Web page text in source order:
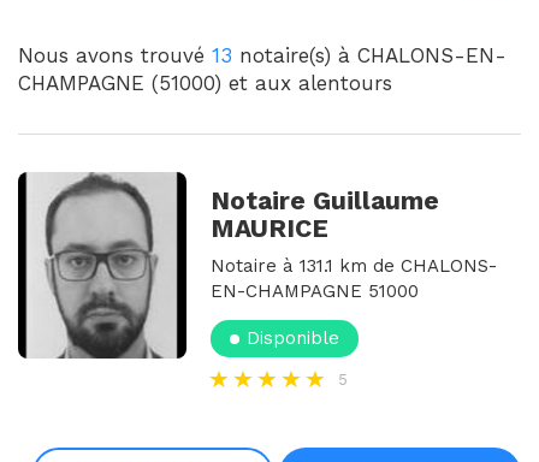
Nous avons trouvé 13 notaire(s) à CHALONS-EN-
CHAMPAGNE (51000) et aux alentours
Notaire Guillaume
MAURICE
Notaire à 131.1 km de CHALONS-
EN-CHAMPAGNE 51000
Disponible
5